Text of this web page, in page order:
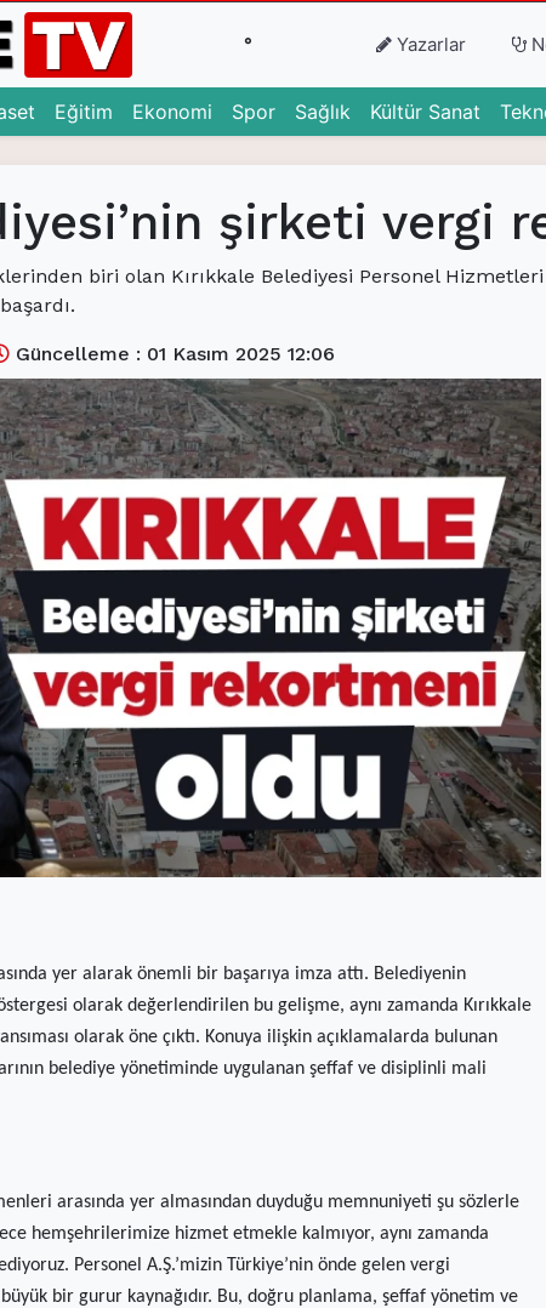
° Yazarlar
(current)
Eğitim (current)
Ekonomi (current)
Spor(current)
Sağlık (current)
Kültür Sanat
şirketi vergi
biri olan Kırıkkale Belediyesi Personel
Güncelleme : 01 Kasım 2025 12:06
yer alarak önemli bir başarıya imza attı. Belediyenin
olarak değerlendirilen bu gelişme, aynı zamanda Kırıkkale
olarak öne çıktı. Konuya ilişkin açıklamalarda bulunan
belediye yönetiminde uygulanan şeffaf ve disiplinli mali
arasında yer almasından duyduğu memnuniyeti şu sözlerle
hemşehrilerimize hizmet etmekle kalmıyor, aynı zamanda
Personel A.Ş.’mizin Türkiye’nin önde gelen vergi
bir gurur kaynağıdır. Bu, doğru planlama, şeffaf yönetim ve
Özgür Özel’in kurduğu Yeni Parti’nin
tartışma yarattı
Kırıkkale'de Kiralar Son Bir Yılda Ne
Arttı?